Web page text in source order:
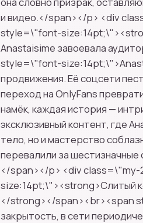
и видео.</span></p> <div
style=\"font-
Anastaisime завоевала
style=\"font-
продвижения. Её соцсети
переход на OnlyFans
намёк, каждая история —
эксклюзивный контент, где
тело, но и мастерство
перевалили за
</span></p> <div
size:14pt;\"><strong>Слитый
</strong></span><br><span
закрытость, в сети